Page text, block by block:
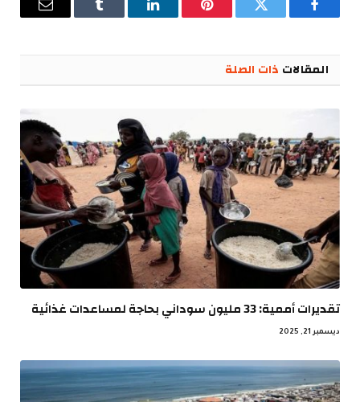
فيسبوك تويتر بينتيريستلينكدإن Tumblr
البريد
المقالات ذات الصلة
تقديرات أممية: 33 مليون سوداني بحاجة لمساعدات غذائية
ديسمبر 21, 2025